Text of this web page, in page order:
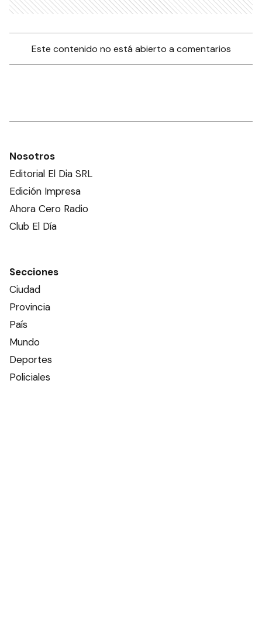
Este contenido no está abierto a comentarios
Nosotros
Editorial El Dia SRL
Edición Impresa
Ahora Cero Radio
Club El Día
Secciones
Ciudad
Provincia
País
Mundo
Deportes
Policiales